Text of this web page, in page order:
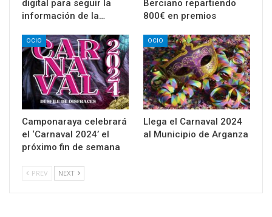
digital para seguir la
información de la…
Berciano repartiendo
800€ en premios
OCIO
Camponaraya celebrará
el ‘Carnaval 2024’ el
próximo fin de semana
OCIO
Llega el Carnaval 2024
al Municipio de Arganza
PREV NEXT